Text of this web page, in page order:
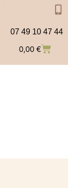
07 49 10 47 44
0,00 €